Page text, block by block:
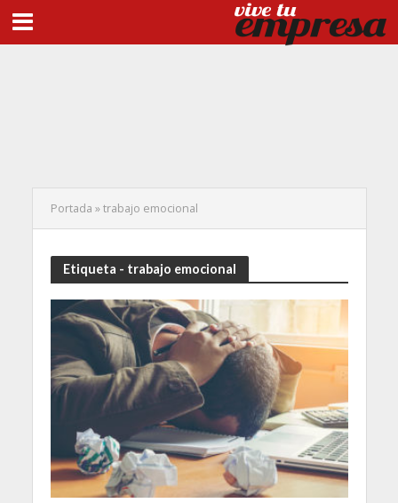
Portada »trabajo emocional
Etiqueta - trabajo emocional